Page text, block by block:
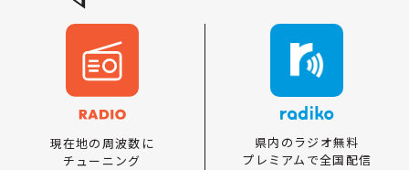
現在地の周波数に
チューニング
県内のラジオ無料
プレミアムで全国配信